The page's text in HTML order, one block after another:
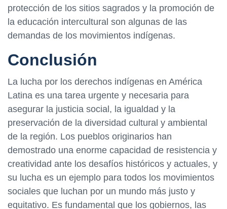
protección de los sitios sagrados y la promoción de
la educación intercultural son algunas de las
demandas de los movimientos indígenas.
Conclusión
La lucha por los derechos indígenas en América
Latina es una tarea urgente y necesaria para
asegurar la justicia social, la igualdad y la
preservación de la diversidad cultural y ambiental
de la región. Los pueblos originarios han
demostrado una enorme capacidad de resistencia y
creatividad ante los desafíos históricos y actuales, y
su lucha es un ejemplo para todos los movimientos
sociales que luchan por un mundo más justo y
equitativo. Es fundamental que los gobiernos, las